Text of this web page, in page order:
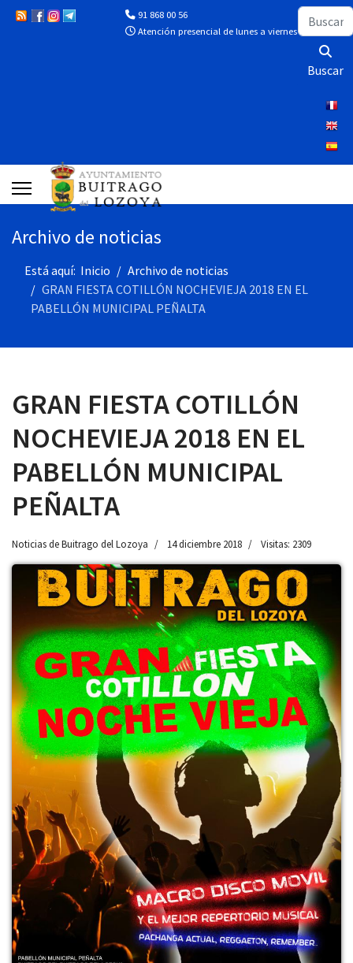
91 868 00 56
Atención presencial de lunes a viernes de 10:00 a
Buscar
Buscar
Archivo de noticias
Está aquí: Inicio
Archivo de noticias
GRAN FIESTA COTILLÓN NOCHEVIEJA 2018 EN EL
PABELLÓN MUNICIPAL PEÑALTA
GRAN FIESTA COTILLÓN
NOCHEVIEJA 2018 EN EL
PABELLÓN MUNICIPAL
PEÑALTA
Noticias de Buitrago del Lozoya 14 diciembre 2018 Visitas: 2309